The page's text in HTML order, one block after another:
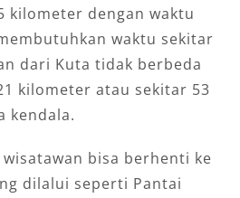
kilometer dengan waktu
waktu sekitar
dari Kuta tidak berbeda
kilometer atau sekitar 53
kendala.
bisa berhenti ke
dilalui seperti Pantai